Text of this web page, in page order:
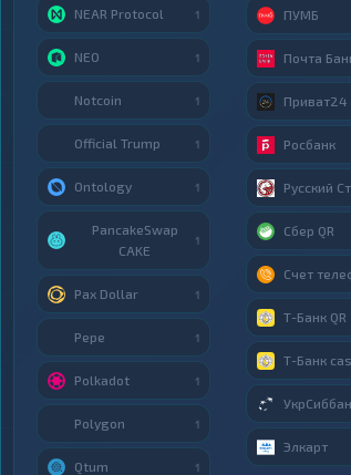
NEAR Protocol 1
NEO 1
Notcoin 1
Official Trump 1
Ontology 1
PancakeSwap
CAKE
1
Pax Dollar 1
Pepe 1
Polkadot 1
Polygon 1
Qtum 1
ПУМБ
Почта
Приват24
Росбанк
Русский
Сбер QR
Счет
Т-Банк QR
Т-Банк
Элкарт